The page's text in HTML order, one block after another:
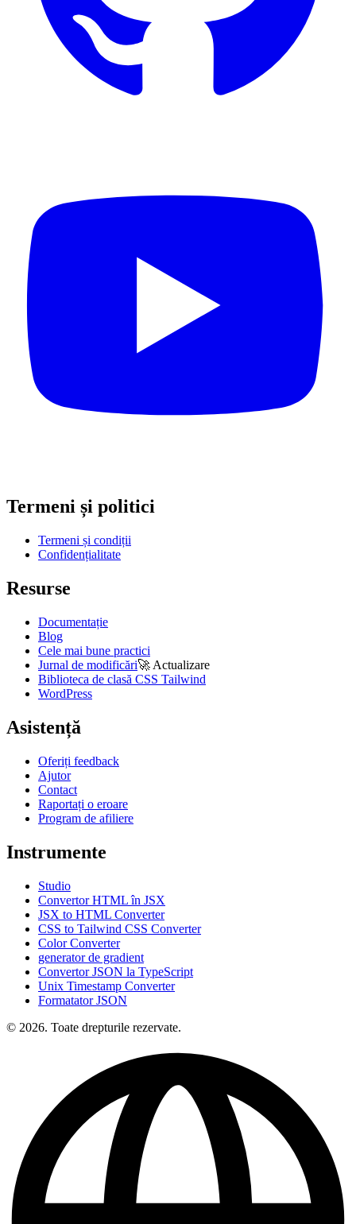
Termeni și politici
Termeni și condiții
Confidențialitate
Resurse
Documentație
Blog
Cele mai bune practici
Jurnal de modificări🚀 Actualizare
Biblioteca de clasă CSS Tailwind
WordPress
Asistență
Oferiți feedback
Ajutor
Contact
Raportați o eroare
Program de afiliere
Instrumente
Studio
Convertor HTML în JSX
JSX to HTML Converter
CSS to Tailwind CSS Converter
Color Converter
generator de gradient
Convertor JSON la TypeScript
Unix Timestamp Converter
Formatator JSON
© 2026. Toate drepturile rezervate.